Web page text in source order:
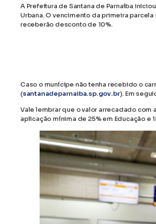
A Prefeitura de Santana de Parnaíba
Urbana. O vencimento da primeira
receberão desconto de 10%.
Caso o munícipe não tenha recebido o
(santanadeparnaiba.sp.gov.br). Em
Vale lembrar que o valor arrecadado com
aplicação mínima de 25% em Educação e